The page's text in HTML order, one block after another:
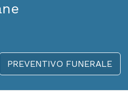
PREVENTIVO FUNERALE